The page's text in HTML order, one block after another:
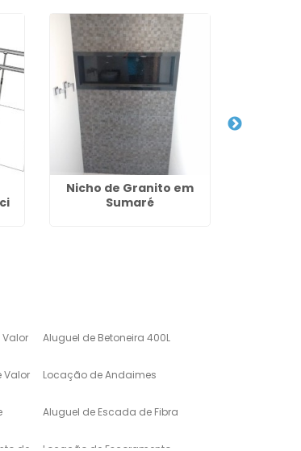
Nicho de Granito em
Sumaré
Aluguel de Betoneira 400L
Valor Locação de Andaimes
Aluguel de Escada de Fibra